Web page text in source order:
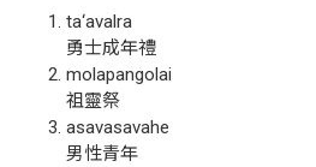
ta‘avalra
勇士成年禮
molapangolai
祖靈祭
asavasavahe
男性青年